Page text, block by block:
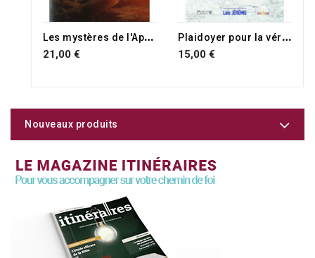
L
es mystères de l'Apocalypse
21,00 €
P
laidoyer pour la vérité
15,00 €
Nouveaux produits